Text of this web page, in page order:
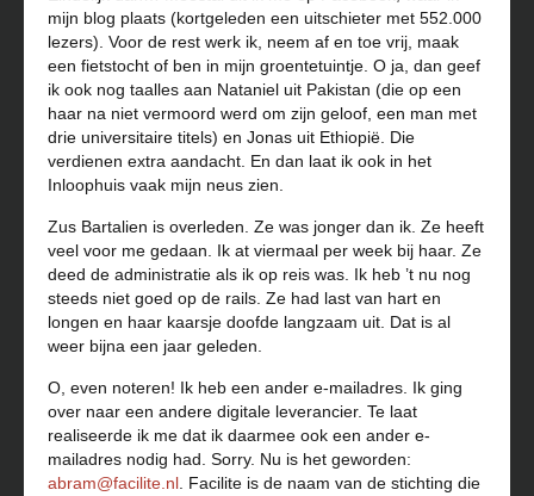
mijn blog plaats (kortgeleden een uitschieter met 552.000
lezers). Voor de rest werk ik, neem af en toe vrij, maak
een fietstocht of ben in mijn groentetuintje. O ja, dan geef
ik ook nog taalles aan Nataniel uit Pakistan (die op een
haar na niet vermoord werd om zijn geloof, een man met
drie universitaire titels) en Jonas uit Ethiopië. Die
verdienen extra aandacht. En dan laat ik ook in het
Inloophuis vaak mijn neus zien.
Zus Bartalien is overleden. Ze was jonger dan ik. Ze heeft
veel voor me gedaan. Ik at viermaal per week bij haar. Ze
deed de administratie als ik op reis was. Ik heb ’t nu nog
steeds niet goed op de rails. Ze had last van hart en
longen en haar kaarsje doofde langzaam uit. Dat is al
weer bijna een jaar geleden.
O, even noteren! Ik heb een ander e-mailadres. Ik ging
over naar een andere digitale leverancier. Te laat
realiseerde ik me dat ik daarmee ook een ander e-
mailadres nodig had. Sorry. Nu is het geworden:
abram@facilite.nl . Facilite is de naam van de stichting die